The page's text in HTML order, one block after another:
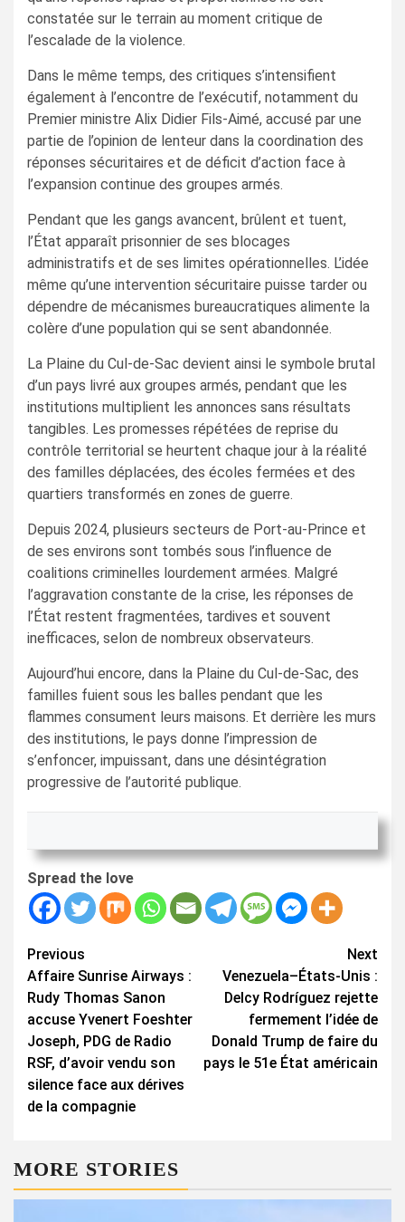
constatée sur le terrain au moment critique de
l’escalade de la violence.
Dans le même temps, des critiques s’intensifient
également à l’encontre de l’exécutif, notamment du
Premier ministre Alix Didier Fils-Aimé, accusé par une
partie de l’opinion de lenteur dans la coordination des
réponses sécuritaires et de déficit d’action face à
l’expansion continue des groupes armés.
Pendant que les gangs avancent, brûlent et tuent,
l’État apparaît prisonnier de ses blocages
administratifs et de ses limites opérationnelles. L’idée
même qu’une intervention sécuritaire puisse tarder ou
dépendre de mécanismes bureaucratiques alimente la
colère d’une population qui se sent abandonnée.
La Plaine du Cul-de-Sac devient ainsi le symbole brutal
d’un pays livré aux groupes armés, pendant que les
institutions multiplient les annonces sans résultats
tangibles. Les promesses répétées de reprise du
contrôle territorial se heurtent chaque jour à la réalité
des familles déplacées, des écoles fermées et des
quartiers transformés en zones de guerre.
Depuis 2024, plusieurs secteurs de Port-au-Prince et
de ses environs sont tombés sous l’influence de
coalitions criminelles lourdement armées. Malgré
l’aggravation constante de la crise, les réponses de
l’État restent fragmentées, tardives et souvent
inefficaces, selon de nombreux observateurs.
Aujourd’hui encore, dans la Plaine du Cul-de-Sac, des
familles fuient sous les balles pendant que les
flammes consument leurs maisons. Et derrière les murs
des institutions, le pays donne l’impression de
s’enfoncer, impuissant, dans une désintégration
progressive de l’autorité publique.
Spread the love
Continue
Reading
Previous
Affaire Sunrise Airways :
Rudy Thomas Sanon
accuse Yvenert Foeshter
Joseph, PDG de Radio
RSF, d’avoir vendu son
silence face aux dérives
de la compagnie
Next
Venezuela–États-Unis :
Delcy Rodríguez rejette
fermement l’idée de
Donald Trump de faire du
pays le 51e État américain
MORE STORIES